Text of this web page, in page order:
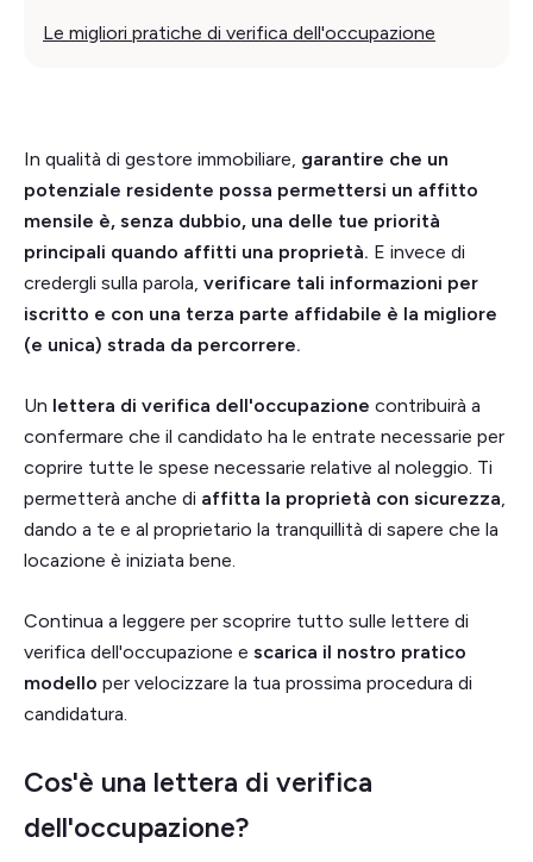
Le migliori pratiche di verifica dell'occupazione
In qualità di gestore immobiliare, garantire che un
potenziale residente possa permettersi un affitto
mensile è, senza dubbio, una delle tue priorità
principali quando affitti una proprietà. E invece di
credergli sulla parola, verificare tali informazioni per
iscritto e con una terza parte affidabile è la migliore
(e unica) strada da percorrere.
Un lettera di verifica dell'occupazione contribuirà a
confermare che il candidato ha le entrate necessarie per
coprire tutte le spese necessarie relative al noleggio. Ti
permetterà anche di affitta la proprietà con sicurezza
dando a te e al proprietario la tranquillità di sapere che la
locazione è iniziata bene.
Continua a leggere per scoprire tutto sulle lettere di
verifica dell'occupazione e scarica il nostro pratico
modello per velocizzare la tua prossima procedura di
candidatura.
Cos'è una lettera di verifica
dell'occupazione?